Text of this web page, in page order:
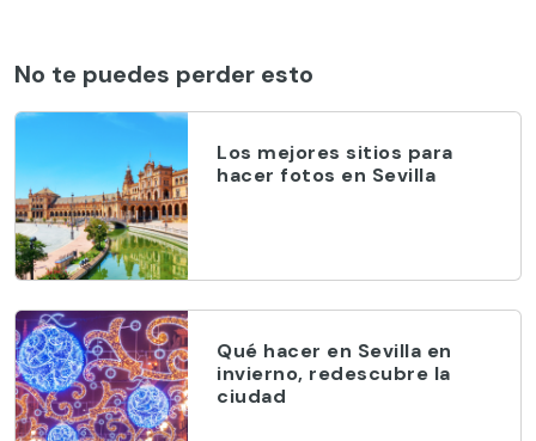
No te puedes perder esto
Los mejores sitios para
hacer fotos en Sevilla
Qué hacer en Sevilla en
invierno, redescubre la
ciudad